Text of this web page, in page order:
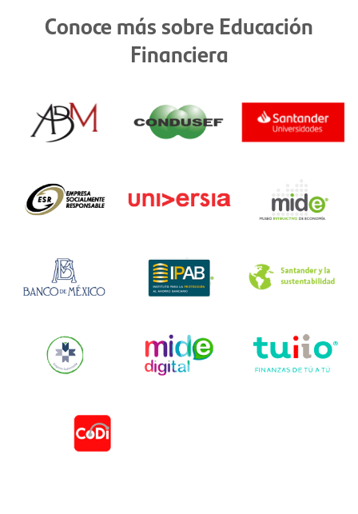
Conoce más sobre Educación
Financiera